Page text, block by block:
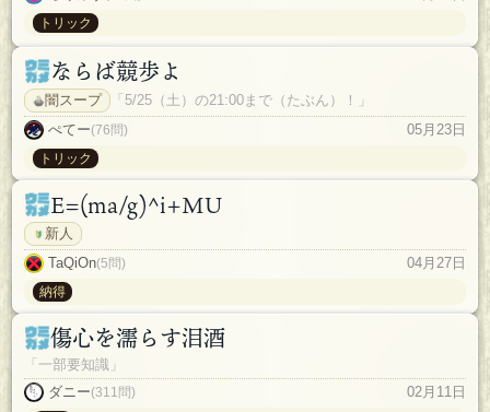
トリック
ならば競歩よ
闇スープ
「5/25（土）の21:00まで（たぶん）！」
ぺてー(76問) 05月23日
トリック
E=(ma/g)^i+MU
新人
TaQiOn(5問) 04月27日
納得
傷心を濡らす泪酒
「一部要知識」
ダニー(311問) 02月11日